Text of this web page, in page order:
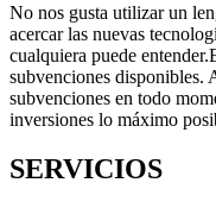
No nos gusta utilizar un
acercar las nuevas
cualquiera puede
subvenciones disponibles.
subvenciones en todo
inversiones lo máximo
SERVICIOS